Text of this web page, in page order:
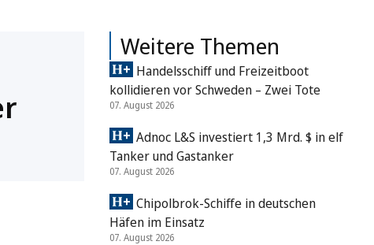
Weitere Themen
Handelsschiff und Freizeitboot
kollidieren vor Schweden – Zwei Tote
07. August 2026
Adnoc L&S investiert 1,3 Mrd. $ in elf
Tanker und Gastanker
07. August 2026
Chipolbrok-Schiffe in deutschen
Häfen im Einsatz
07. August 2026